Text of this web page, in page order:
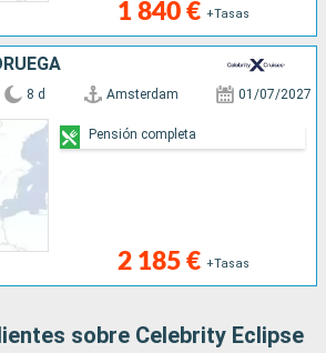
1 840 € +Tasas
8 d Amsterdam 01/07/2027
2 185 € +Tasas
Pensión completa
sobre Celebrity Eclipse